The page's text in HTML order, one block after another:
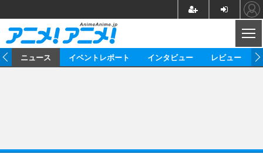
ニュース イベントレポート インタビュー レビュー